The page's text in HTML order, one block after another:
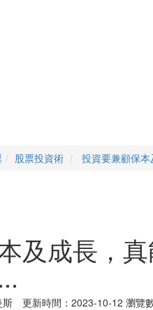
股票投資術 投資要兼顧保
及成長，
斯 更新時間：2023-10-12 瀏覽